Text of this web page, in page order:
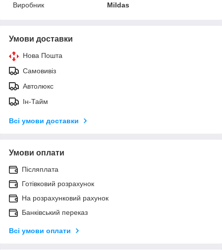
Виробник
Mildas
Умови доставки
Нова Пошта
Самовивіз
Автолюкс
Ін-Тайм
Всі умови доставки
Умови оплати
Післяплата
Готівковий розрахунок
На розрахунковий рахунок
Банківський переказ
Всі умови оплати